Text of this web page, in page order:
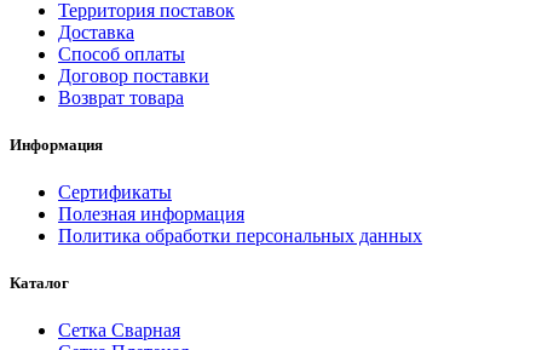
Территория поставок
Доставка
Способ оплаты
Договор поставки
Возврат товара
Информация
Сертификаты
Полезная информация
Политика обработки персональных данных
Каталог
Сетка Сварная